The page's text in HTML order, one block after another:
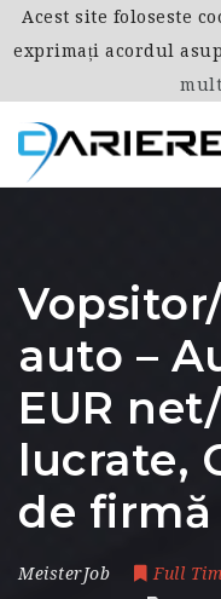
auto –
EUR
lucrate,
de firmă
MeisterJob Full
Acest site foloseste
exprimați acordul